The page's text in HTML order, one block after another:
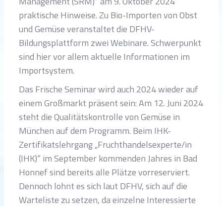
praktische Hinweise. Zu Bio-Importen von Obst
und Gemüse veranstaltet die DFHV-
Bildungsplattform zwei Webinare. Schwerpunkt
sind hier vor allem aktuelle Informationen im
Importsystem.
Das Frische Seminar wird auch 2024 wieder auf
einem Großmarkt präsent sein: Am 12. Juni 2024
steht die Qualitätskontrolle von Gemüse in
München auf dem Programm. Beim IHK-
Zertifikatslehrgang „Fruchthandelsexperte/in
(IHK)“ im September kommenden Jahres in Bad
Honnef sind bereits alle Plätze vorreserviert.
Dennoch lohnt es sich laut DFHV, sich auf die
Warteliste zu setzen, da einzelne Interessierte